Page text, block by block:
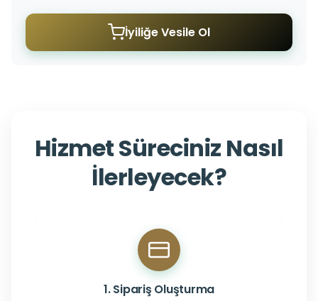
İyiliğe Vesile Ol
Hizmet Süreciniz Nasıl
İlerleyecek?
1. Sipariş Oluşturma